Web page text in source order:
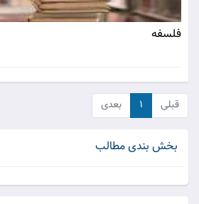
فلسفه
قبلی ۱ بعدی
بخش بندی مطالب